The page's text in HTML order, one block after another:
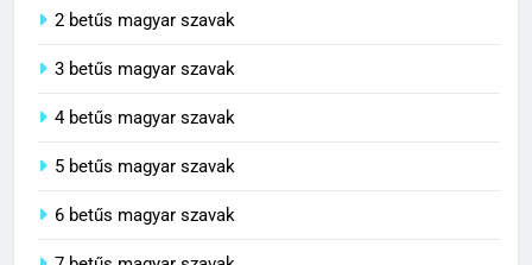
2 betűs magyar szavak
3 betűs magyar szavak
4 betűs magyar szavak
5 betűs magyar szavak
6 betűs magyar szavak